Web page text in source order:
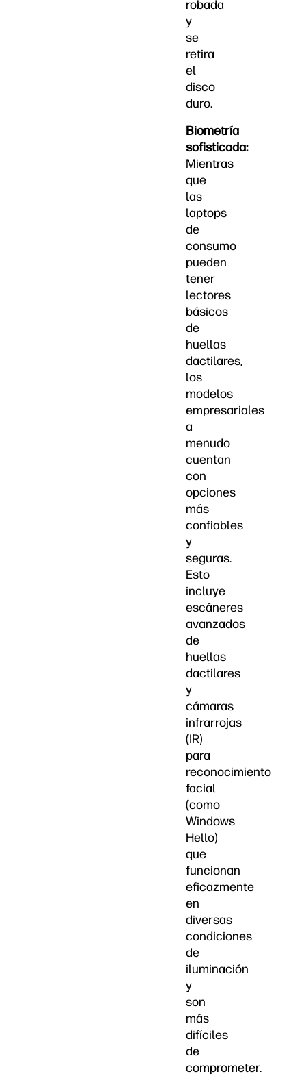
robada
y
se
retira
el
disco
duro.
Biometría
sofisticada:
Mientras
que
las
laptops
de
consumo
pueden
tener
lectores
básicos
de
huellas
dactilares,
los
modelos
empresariales
a
menudo
cuentan
con
opciones
más
confiables
y
seguras.
Esto
incluye
escáneres
avanzados
de
huellas
dactilares
y
cámaras
infrarrojas
(IR)
para
reconocimiento
facial
(como
Windows
Hello)
que
funcionan
eficazmente
en
diversas
condiciones
de
iluminación
y
son
más
difíciles
de
comprometer.